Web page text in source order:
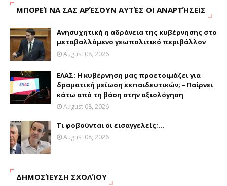
ΜΠΟΡΕΊ ΝΑ ΣΑΣ ΑΡΈΣΟΥΝ ΑΥΤΈΣ ΟΙ ΑΝΑΡΤΉΣΕΙΣ
Ανησυχητική η αδράνεια της κυβέρνησης στο
μεταβαλλόμενο γεωπολιτικό περιβάλλον
August 08, 2026
ΕΛΑΣ: Η κυβέρνηση μας προετοιμάζει για
δραματική μείωση εκπαιδευτικών; – Παίρνει
κάτω από τη βάση στην αξιολόγηση
August 08, 2026
Τι φοβούνται οι εισαγγελείς;...
August 08, 2026
ΔΗΜΟΣΊΕΥΣΗ ΣΧΟΛΊΟΥ